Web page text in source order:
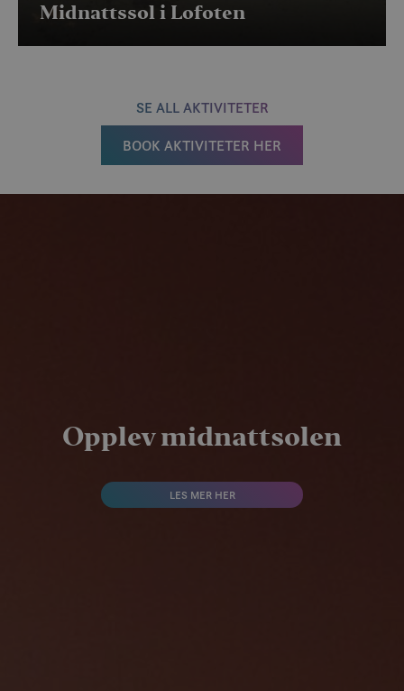
Midnattssol i Lofoten
SE ALL AKTIVITETER
BOOK AKTIVITETER HER
Opplev midnattsolen
LES MER HER